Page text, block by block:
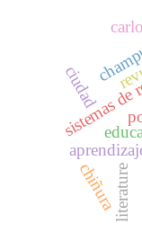
sistemas
literature
ciudad
chiñura